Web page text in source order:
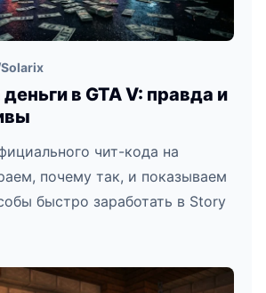
Solarix
в GTA V: правда и
чит-кода на
почему так, и показываем
быстро заработать в Story